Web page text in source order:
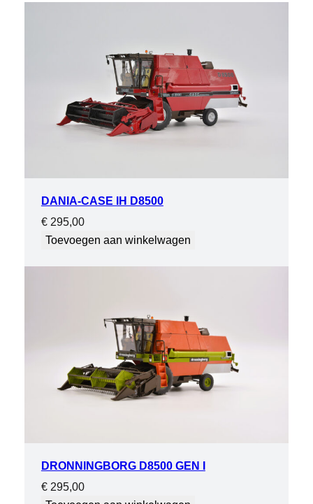
DANIA-CASE IH D8500
€295,00
Toevoegen aan winkelwagen
DRONNINGBORG D8500 GEN I
€295,00